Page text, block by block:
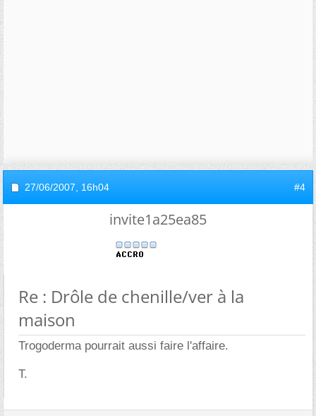
27/06/2007, 16h04 #4
invite1a25ea85
Re : Drôle de chenille/ver à la
maison
Trogoderma pourrait aussi faire l'affaire.
T.